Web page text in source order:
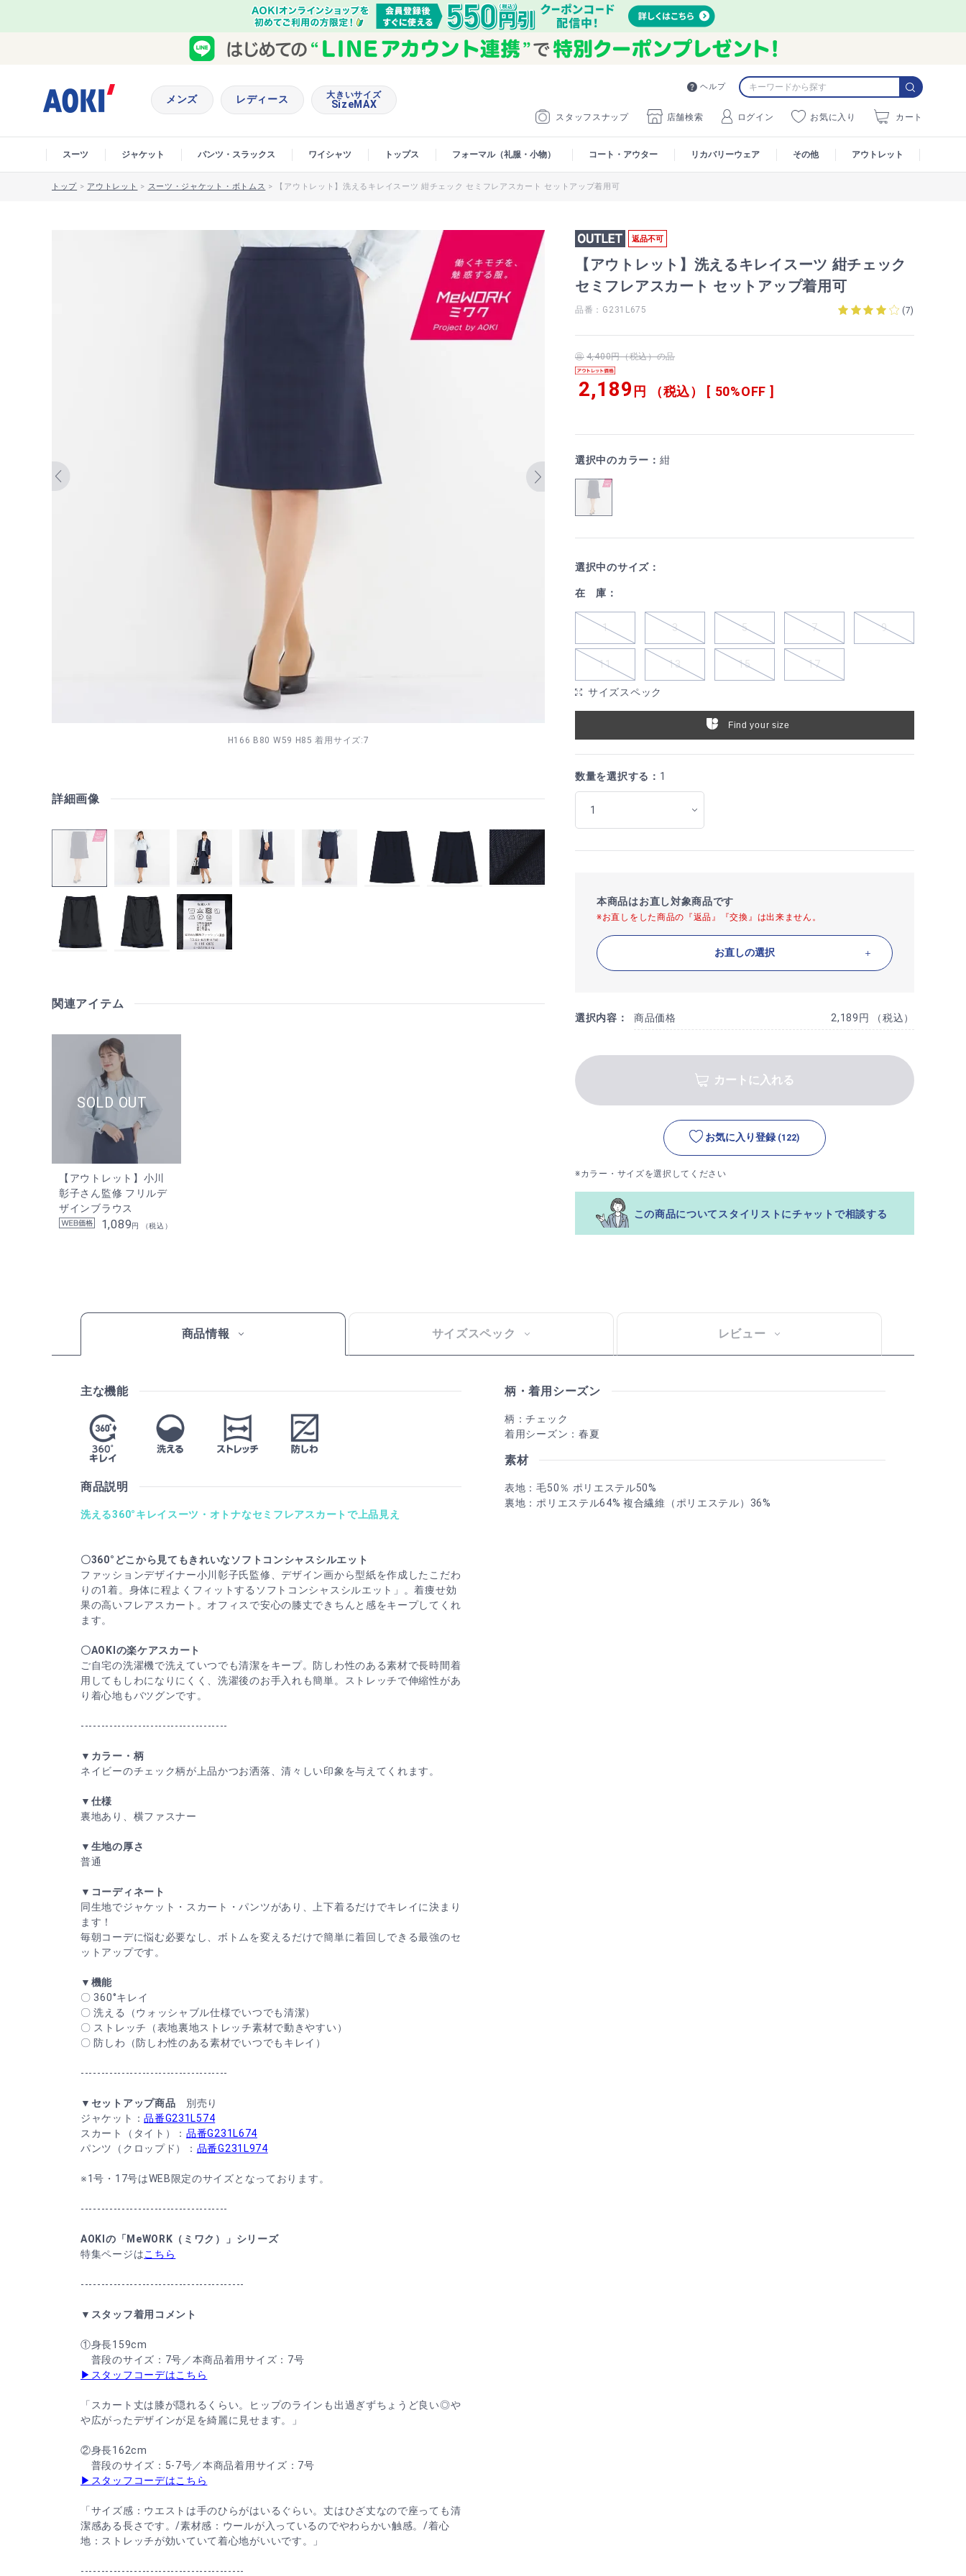
ヘルプ
スタッフスナップ 店舗検索 ログイン お気に入り カート
メンズ レディース 大きいサイズ
SizeMAX
スーツ ジャケット パンツ・スラックス ワイシャツ トップス フォーマル（礼服・小物） コート・アウター リカバリーウェア その他 アウトレット
トップ > アウトレット > スーツ・ジャケット・ボトムス > 【アウトレット】洗えるキレイスーツ 紺チェック セミフレアスカート セットアップ着用可
H166 B80 W59 H85 着用サイズ:7
詳細画像
関連アイテム
【アウトレット】小川
彰子さん監修 フリルデ
ザインブラウス
1,089円 （税込）
返品不可
【アウトレット】洗えるキレイスーツ 紺チェック
セミフレアスカート セットアップ着用可
品番：G231L675 (7)
4,400円（税込）の品
2,189 円 （税込） [ 50%OFF ]
選択中のカラー： 紺
選択中のサイズ：
在 庫：
1 3 5 7 9
11 13 15 17
サイズスペック
Find your size
数量を選択する： 1
本商品はお直し対象商品です
※お直しをした商品の『返品』『交換』は出来ません。
お直しの選択
選択内容： 商品価格 2,189円 （税込）
カートに入れる
お気に入り登録 (122)
※カラー・サイズを選択してください
この商品についてスタイリストにチャットで相談する
商品情報 サイズスペック レビュー
主な機能
商品説明
洗える360°キレイスーツ・オトナなセミフレアスカートで上品見え
〇360°どこから見てもきれいなソフトコンシャスシルエット
ファッションデザイナー小川彰子氏監修、デザイン画から型紙を作成したこだわ
りの1着。身体に程よくフィットするソフトコンシャスシルエット」。着痩せ効
果の高いフレアスカート。オフィスで安心の膝丈できちんと感をキープしてくれ
ます。
〇AOKIの楽ケアスカート
ご自宅の洗濯機で洗えていつでも清潔をキープ。防しわ性のある素材で長時間着
用してもしわになりにくく、洗濯後のお手入れも簡単。ストレッチで伸縮性があ
り着心地もバツグンです。
------------------------------------
▼カラー・柄
ネイビーのチェック柄が上品かつお洒落、清々しい印象を与えてくれます。
▼仕様
裏地あり、横ファスナー
▼生地の厚さ
普通
▼コーディネート
同生地でジャケット・スカート・パンツがあり、上下着るだけでキレイに決まり
ます！
毎朝コーデに悩む必要なし、ボトムを変えるだけで簡単に着回しできる最強のセ
ットアップです。
▼機能
〇 360°キレイ
〇 洗える（ウォッシャブル仕様でいつでも清潔）
〇 ストレッチ（表地裏地ストレッチ素材で動きやすい）
〇 防しわ（防しわ性のある素材でいつでもキレイ）
------------------------------------
▼セットアップ商品 別売り
ジャケット：品番G231L574
スカート（タイト）： 品番G231L674
パンツ（クロップド）： 品番G231L974
※1号・17号はWEB限定のサイズとなっております。
------------------------------------
AOKIの「MeWORK（ミワク）」シリーズ
特集ページはこちら
----------------------------------------
▼スタッフ着用コメント
①身長159cm
普段のサイズ：7号／本商品着用サイズ：7号
▶スタッフコーデはこちら
「スカート丈は膝が隠れるくらい。ヒップのラインも出過ぎずちょうど良い◎や
や広がったデザインが足を綺麗に見せます。」
②身長162cm
普段のサイズ：5‐7号／本商品着用サイズ：7号
▶スタッフコーデはこちら
「サイズ感：ウエストは手のひらがはいるぐらい。丈はひざ丈なので座っても清
潔感ある長さです。/素材感：ウールが入っているのでやわらかい触感。/着心
地：ストレッチが効いていて着心地がいいです。」
----------------------------------------
柄・着用シーズン
柄：チェック
着用シーズン：春夏
素材
表地：毛50％ ポリエステル50%
裏地：ポリエステル64% 複合繊維（ポリエステル）36%